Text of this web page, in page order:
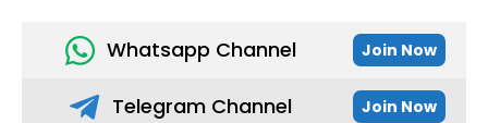
Whatsapp Channel Join Now
Telegram Channel Join Now